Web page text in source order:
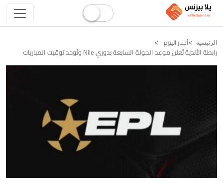
الرئيسيه أخبار اليوم
رابطة الأندية تُعلن موعد الجولة السابعة بدوري Nile وتُوحد توقيت المباريات